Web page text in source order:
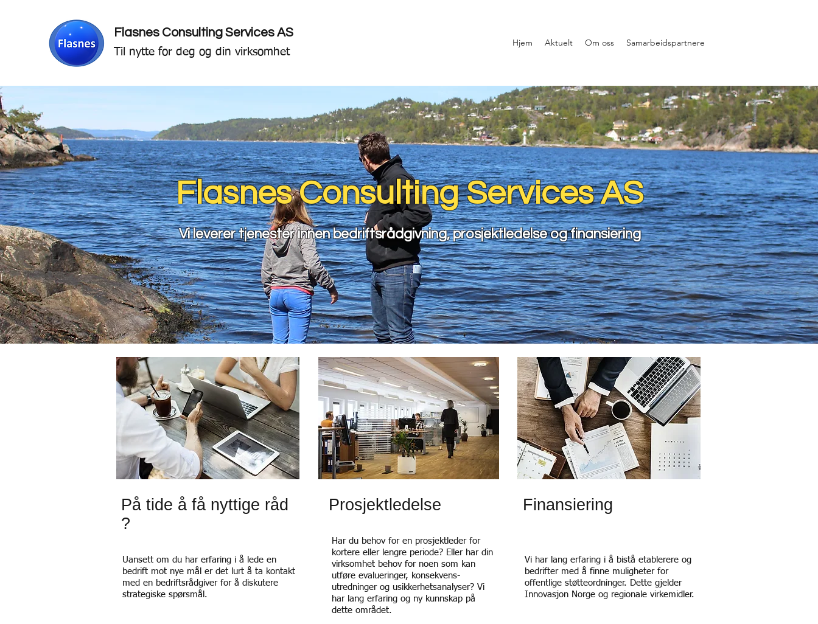
Flasnes Consulting Services AS
Til nytte for deg og din virksomhet
Hjem Aktuelt Om oss Samarbeidspartnere
Flasnes Consulting Services AS
Vi leverer tjenester innen bedriftsrådgivning, prosjektledelse og finansiering
På tide å få nyttige råd
?
Uansett om du har erfaring i å lede en
bedrift mot nye mål er det lurt å ta kontakt
med en bedriftsrådgiver for å diskutere
strategiske spørsmål.
Prosjektledelse
Har du behov for en prosjektleder for
kortere eller lengre periode? Eller har din
virksomhet behov for noen som kan
utføre evalueringer, konsekvens-
utredninger og usikkerhetsanalyser? Vi
har lang erfaring og ny kunnskap på
dette området.
Finansiering
Vi har lang erfaring i å bistå etablerere og
bedrifter med å finne muligheter for
offentlige støtteordninger. Dette gjelder
Innovasjon Norge og regionale virkemidler.